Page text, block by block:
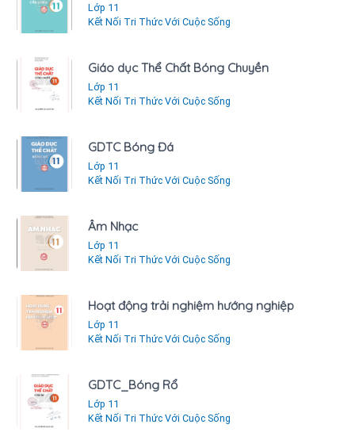
Lớp 11
Kết Nối Tri Thức Với Cuộc Sống
Giáo dục Thể Chất Bóng Chuyền
Lớp 11
Kết Nối Tri Thức Với Cuộc Sống
GDTC Bóng Đá
Lớp 11
Kết Nối Tri Thức Với Cuộc Sống
Âm Nhạc
Lớp 11
Kết Nối Tri Thức Với Cuộc Sống
Hoạt động trải nghiệm hướng nghiệp
Lớp 11
Kết Nối Tri Thức Với Cuộc Sống
GDTC_Bóng Rổ
Lớp 11
Kết Nối Tri Thức Với Cuộc Sống